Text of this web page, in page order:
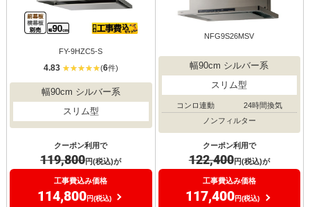
FY-9HZC5-S
4.83 (6件)
幅90cm シルバー系
スリム型
クーポン利用で
119,800円(税込)が
工事費込み価格
114,800円(税込)
NFG9S26MSV
幅90cm シルバー系
スリム型
コンロ連動
24時間換気
ノンフィルター
クーポン利用で
122,400円(税込)が
工事費込み価格
117,400円(税込)